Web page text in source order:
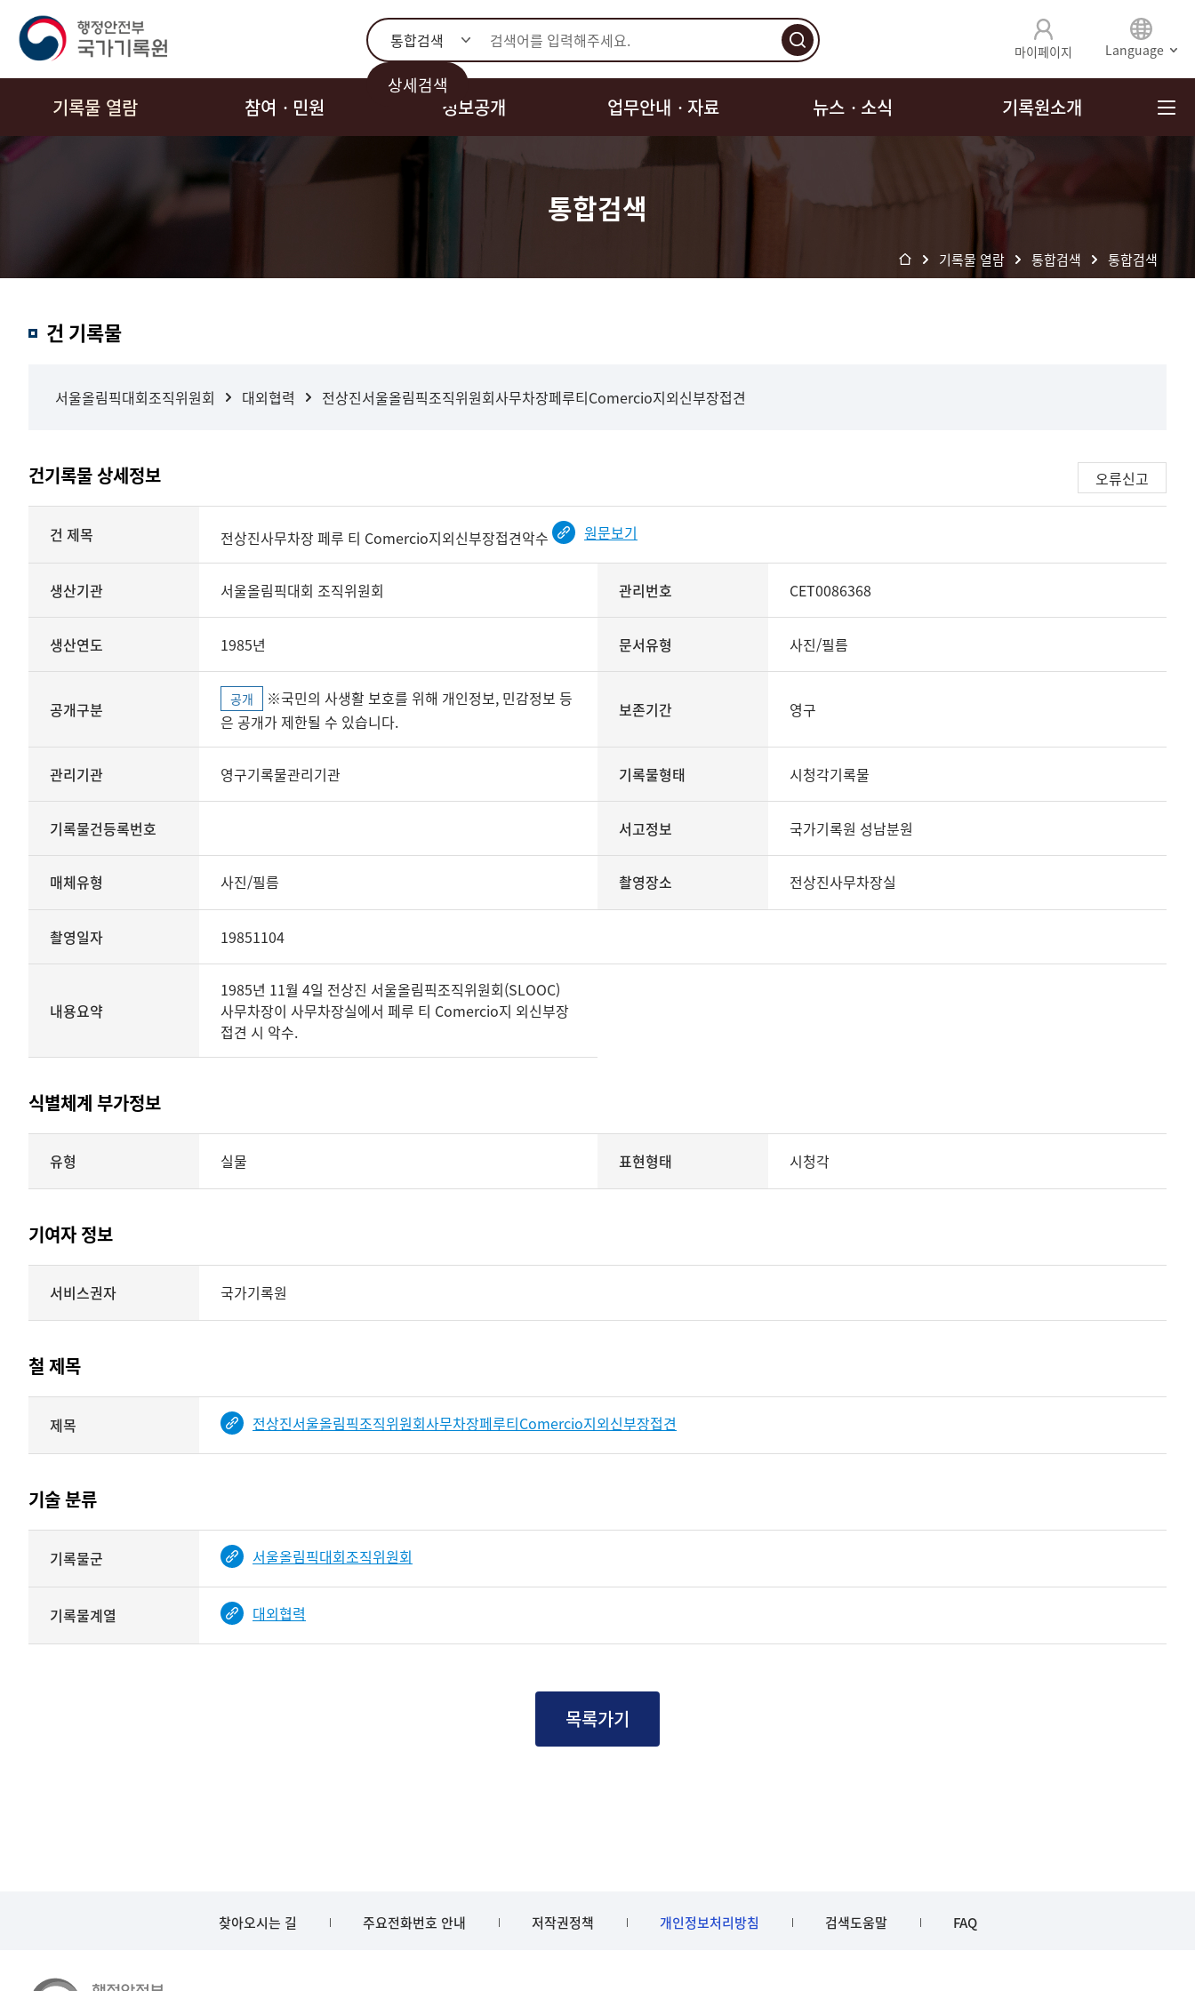
통합검색
상세검색
마이페이지 Language
기록물 열람 참여ㆍ민원 정보공개 업무안내ㆍ자료 뉴스ㆍ소식 기록원소개
통합검색
기록물 열람 통합검색 통합검색
검색건 기록물
서울올림픽대회조직위원회 대외협력 전상진서울올림픽조직위원회사무차장페루티Comercio지외신부장접견
건기록물 상세정보
오류신고
건 제목 전상진사무차장 페루 티 Comercio지외신부장접견악수 원문보기
생산기관 서울올림픽대회 조직위원회 관리번호 CET0086368
생산연도 1985년 문서유형 사진/필름
공개구분 공개
은 공개가 제한될 수 있습니다.
보존기간 영구
관리기관 영구기록물관리기관 기록물형태 시청각기록물
기록물건등록번호 서고정보 국가기록원 성남분원
매체유형 사진/필름 촬영장소 전상진사무차장실
촬영일자 19851104
내용요약
1985년 11월 4일 전상진 서울올림픽조직위원회(SLOOC)
사무차장이 사무차장실에서 페루 티 Comercio지 외신부장
접견 시 악수.
식별체계 부가정보
부가정보의
유형
표현형태
제공
유형 실물 표현형태 시청각
기여자 정보
기여자
정보를
테이블
기여자
제공됨
<
서비스권자 국가기록원
철 제목
기록물
건의
제목를
보여주는
표
제목 전상진서울올림픽조직위원회사무차장페루티Comercio지외신부장접견
기술 분류
분류
정보를
보여주는
표
기록물군 서울올림픽대회조직위원회
기록물계열 대외협력
목록가기
찾아오시는 길 주요전화번호 안내 저작권정책 개인정보처리방침 검색도움말 FAQ